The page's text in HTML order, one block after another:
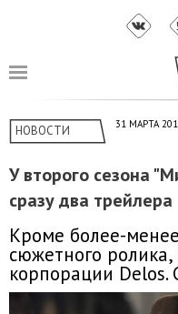
НОВОСТИ 31 МАРТА
У второго сезона
сразу два трейлера
Кроме более-
сюжетного ролика,
корпорации Delos.